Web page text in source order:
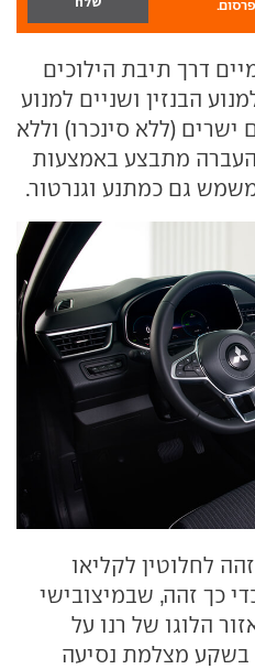
דרך תיבת הילוכים
הבנזין ושניים למנוע
ישרים (ללא סינכרו) וללא
העברה מתבצע באמצעות
גם כמתנע וגנרטור.
לחלוטין לקליאו
כך זהה, שבמיצובישי
הלוגו של רנו על
בשקע מצלמת נסיעה